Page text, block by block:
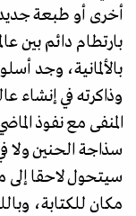
أخرى أو طبعة
بارتطام دائم بين
بالألمانية، وجد
وذاكرته في إنشاء
المنفى مع نفوذ
سذاجة الحنين
سيتحول لاحقا إلى
مكان للكتابة،